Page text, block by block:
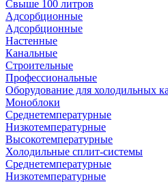
Свыше 100 литров
Адсорбционные
Адсорбционные
Настенные
Канальные
Строительные
Профессиональные
Оборудование для холодильных
Моноблоки
Среднетемпературные
Низкотемпературные
Высокотемпературные
Холодильные сплит-системы
Среднетемпературные
Низкотемпературные